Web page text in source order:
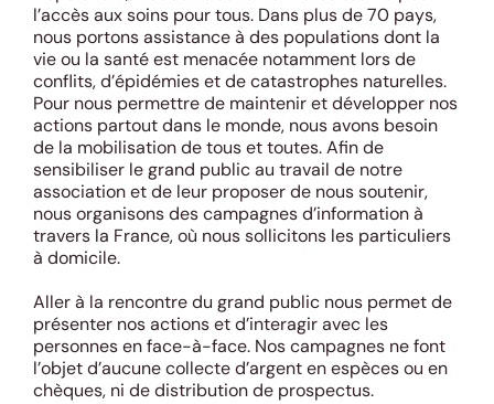
l’accès aux soins pour tous. Dans plus de 70 pays,
nous portons assistance à des populations dont la
vie ou la santé est menacée notamment lors de
conflits, d’épidémies et de catastrophes naturelles.
Pour nous permettre de maintenir et développer nos
actions partout dans le monde, nous avons besoin
de la mobilisation de tous et toutes. Afin de
sensibiliser le grand public au travail de notre
association et de leur proposer de nous soutenir,
nous organisons des campagnes d’information à
travers la France, où nous sollicitons les particuliers
à domicile.
Aller à la rencontre du grand public nous permet de
présenter nos actions et d’interagir avec les
personnes en face-à-face. Nos campagnes ne font
l’objet d’aucune collecte d’argent en espèces ou en
chèques, ni de distribution de prospectus.